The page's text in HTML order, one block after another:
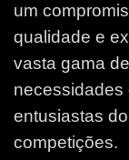
um
qualidade e
vasta gama
necessidades
entusiastas
competições.